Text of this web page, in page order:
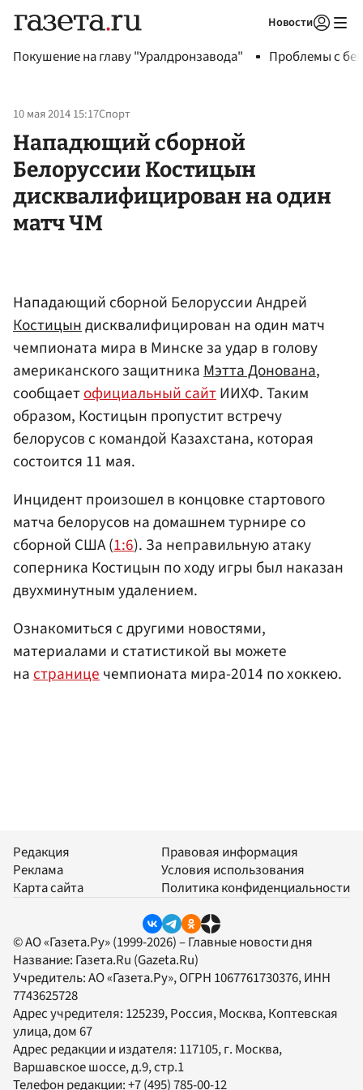
Новости
Покушение на главу "Уралдронзавода" Проблемы с
10 мая 2014 15:17Спорт
Нападющий сборной
Белоруссии Костицын
дисквалифицирован на один
матч ЧМ
Нападающий сборной Белоруссии Андрей
Костицындисквалифицирован на один матч
чемпионата мира в Минске за удар в голову
американского защитникаМэтта Донована,
сообщаетофициальный сайтИИХФ. Таким
образом, Костицын пропустит встречу
белорусов с командой Казахстана, которая
состоится 11 мая.
Инцидент произошел в концовке стартового
матча белорусов на домашнем турнире со
сборной США (1:6). За неправильную атаку
соперника Костицын по ходу игры был наказан
двухминутным удалением.
Ознакомиться с другими новостями,
материалами и статистикой вы можете
настраницечемпионата мира-2014 по хоккею.
Редакция
Реклама
Карта сайта
Правовая информация
Условия использования
Политика конфиденциальности
© АО «Газета.Ру» (1999-2026) – Главные новости дня
Название: Газета.Ru (Gazeta.Ru)
Учредитель:АО «Газета.Ру», ОГРН 1067761730376, ИНН
7743625728
Адрес учредителя: 125239, Россия, Москва, Коптевская
улица, дом 67
Адрес редакции и издателя: 117105, г. Москва,
Варшавское шоссе, д.9, стр.1
Телефон редакции:+7 (495) 785-00-12